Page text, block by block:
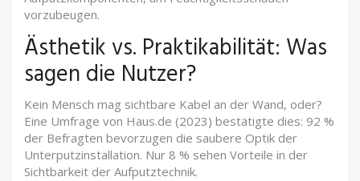
vorzubeugen.
Ästhetik vs. Praktikabilität: Was
sagen die Nutzer?
Kein Mensch mag sichtbare Kabel an der Wand, oder?
Eine Umfrage von Haus.de (2023) bestätigte dies: 92 %
der Befragten bevorzugen die saubere Optik der
Unterputzinstallation. Nur 8 % sehen Vorteile in der
Sichtbarkeit der Aufputztechnik.